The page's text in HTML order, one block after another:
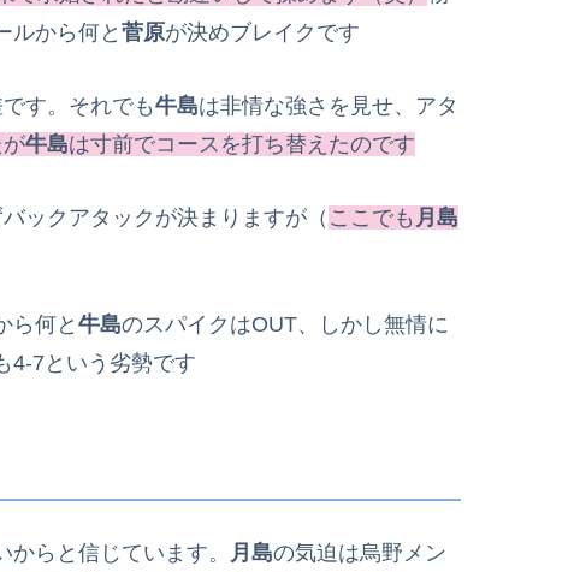
ルから何と 菅原が決めブレイクです
す。それでも牛島は非情な強さを見せ、アタ
牛島は寸前でコースを打ち替えたのです
ックアタックが決まりますが（ ここでも 月島
ら何と牛島のスパイクはOUT、しかし無情に
4‐7という劣勢です
らと信じています。 月島の気迫は烏野メン